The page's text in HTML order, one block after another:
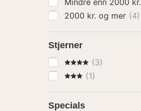
Mindre enn 2000 kr.
2000 kr. og mer (4)
Stjerner
4 Stjerner
(3)
3 Stjerner
(1)
Specials